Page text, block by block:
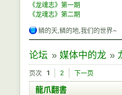
《龙魂志》第一期
《龙魂志》第二期
鳞的天,鳞的地,我们的世界~
论坛 » 媒体中的龙 »
页次 1 2 下一页
龍爪翻書